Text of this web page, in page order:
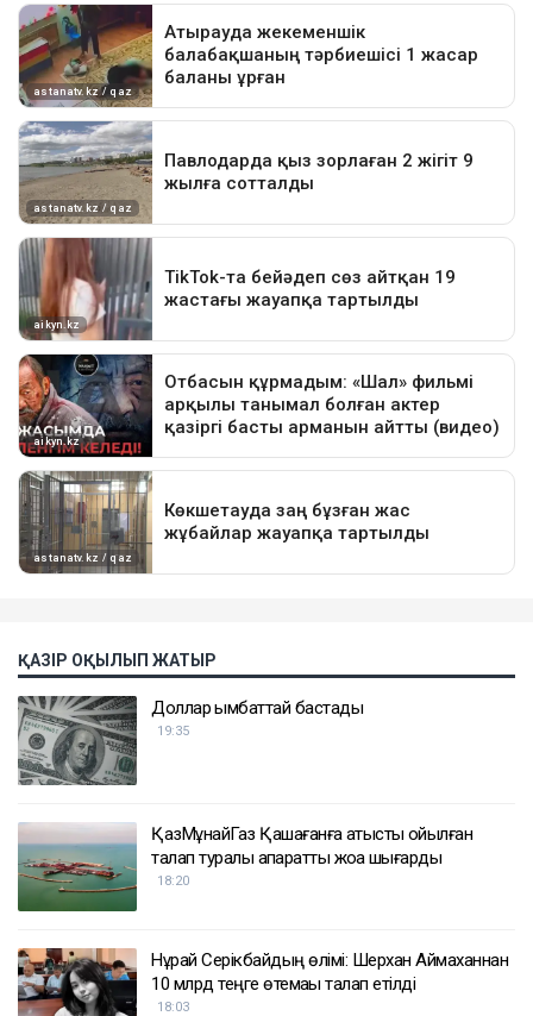
ҚАЗІР ОҚЫЛЫП ЖАТЫР
Доллар қымбаттай бастады
19:35
ҚазМұнайГаз Қашағанға қатысты қойылған
талап туралы ақпаратты жоққа шығарды
18:20
Нұрай Серікбайдың өлімі: Шерхан Аймаханнан
10 млрд теңге өтемақы талап етілді
18:03